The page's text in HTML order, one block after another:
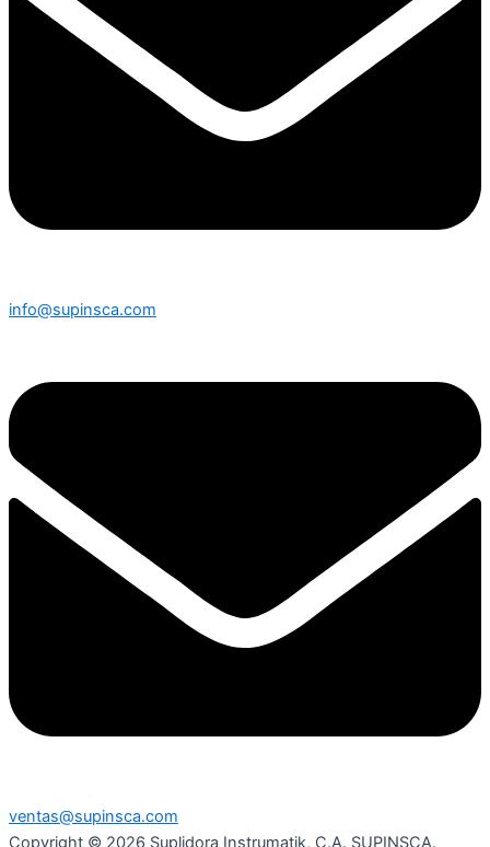
info@supinsca.com
ventas@supinsca.com
Copyright © 2026 Suplidora Instrumatik, C.A. SUPINSCA.